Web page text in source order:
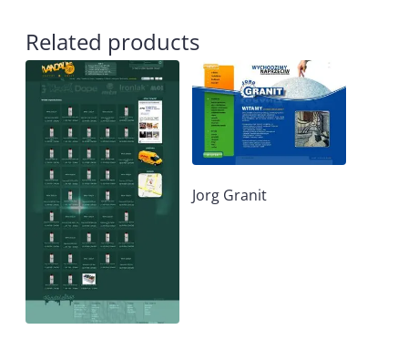
Related products
Jorg Granit